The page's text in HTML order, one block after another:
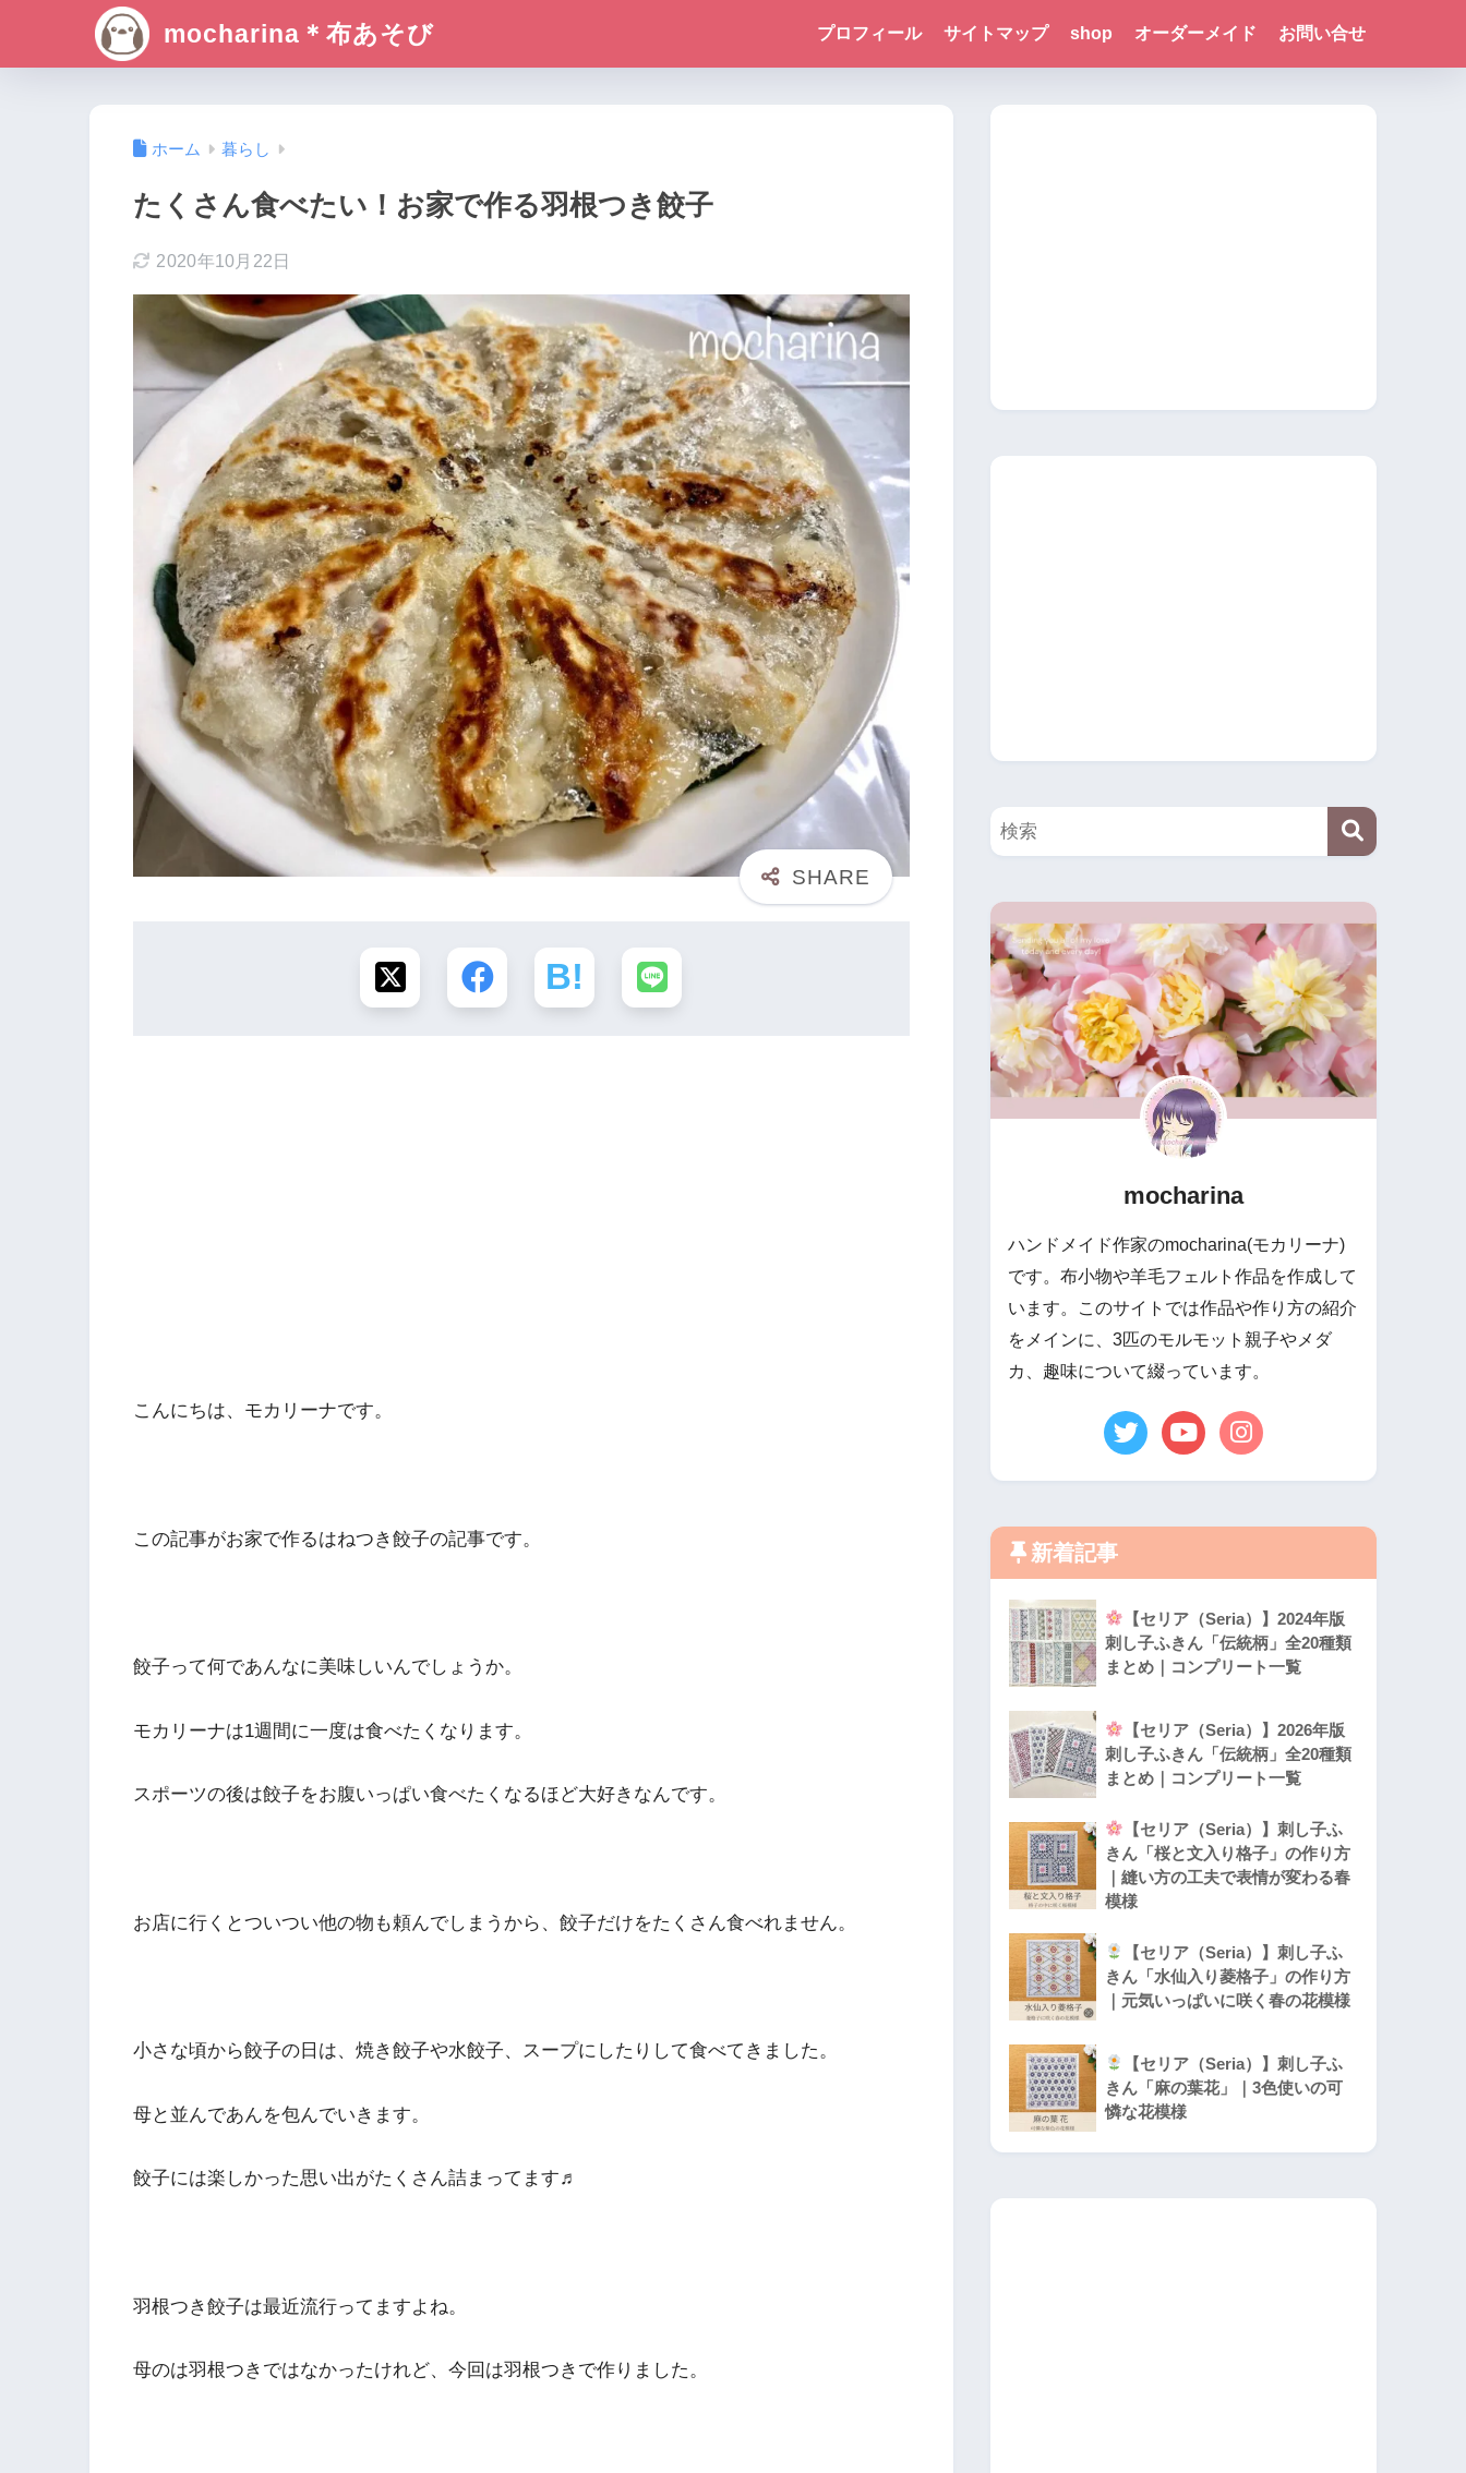
mocharina＊布あそび プロフィール サイトマップ shop オーダーメイド お問い合せ
ホーム 暮らし
たくさん食べたい！お家で作る羽根つき餃子
2020年10月22日
こんにちは、モカリーナです。
この記事がお家で作るはねつき餃子の記事です。
餃子って何であんなに美味しいんでしょうか。
モカリーナは1週間に一度は食べたくなります。
スポーツの後は餃子をお腹いっぱい食べたくなるほど大好きなんです。
お店に行くとついつい他の物も頼んでしまうから、餃子だけをたくさん食べれません。
小さな頃から餃子の日は、焼き餃子や水餃子、スープにしたりして食べてきました。
母と並んであんを包んでいきます。
餃子には楽しかった思い出がたくさん詰まってます♬
羽根つき餃子は最近流行ってますよね。
母のは羽根つきではなかったけれど、今回は羽根つきで作りました。
mocharina
ハンドメイド作家のmocharina(モカリーナ)
です。布小物や羊毛フェルト作品を作成して
います。このサイトでは作品や作り方の紹介
をメインに、3匹のモルモット親子やメダ
カ、趣味について綴っています。
新着記事
【セリア（Seria）】2024年版
刺し子ふきん「伝統柄」全20種類
まとめ｜コンプリート一覧
【セリア（Seria）】2026年版
刺し子ふきん「伝統柄」全20種類
まとめ｜コンプリート一覧
【セリア（Seria）】刺し子ふ
きん「桜と文入り格子」の作り方
｜縫い方の工夫で表情が変わる春
模様
【セリア（Seria）】刺し子ふ
きん「水仙入り菱格子」の作り方
｜元気いっぱいに咲く春の花模様
【セリア（Seria）】刺し子ふ
きん「麻の葉花」｜3色使いの可
憐な花模様